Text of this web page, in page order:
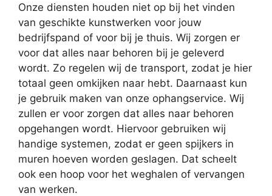
Onze diensten houden niet op bij het vinden
van geschikte kunstwerken voor jouw
bedrijfspand of voor bij je thuis. Wij zorgen er
voor dat alles naar behoren bij je geleverd
wordt. Zo regelen wij de transport, zodat je hier
totaal geen omkijken naar hebt. Daarnaast kun
je gebruik maken van onze ophangservice. Wij
zullen er voor zorgen dat alles naar behoren
opgehangen wordt. Hiervoor gebruiken wij
handige systemen, zodat er geen spijkers in
muren hoeven worden geslagen. Dat scheelt
ook een hoop voor het weghalen of vervangen
van werken.